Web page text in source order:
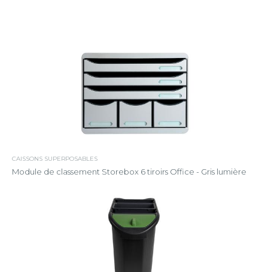
CAISSONS SUPERPOSABLES
Module de classement Storebox 6 tiroirs Office - Gris lumière